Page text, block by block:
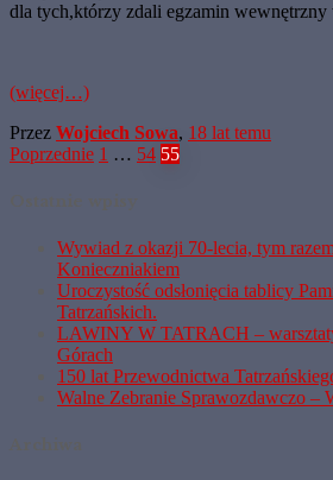
dla tych,którzy zdali egzamin
(więcej…)
Przez Wojciech Sowa, 18 lat temu
Stronicowanie
Poprzednie 1 … 54 55
Wywiad z okazji 70-lecia, tym
Konieczniakiem
Uroczystość odsłonięcia tablicy
Tatrzańskich.
LAWINY W TATRACH –
Górach
150 lat Przewodnictwa
Walne Zebranie Sprawozdawczo –